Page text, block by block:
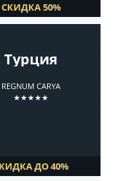
СКИДКА 50%
Турция
REGNUM CARYA
★★★★★
ДО 40%